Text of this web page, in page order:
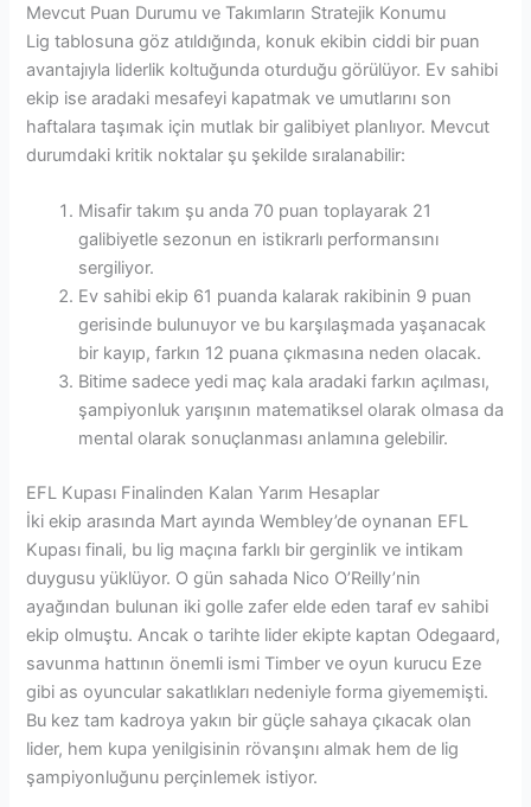
Mevcut Puan Durumu ve Takımların Stratejik Konumu
Lig tablosuna göz atıldığında, konuk ekibin ciddi bir puan
avantajıyla liderlik koltuğunda oturduğu görülüyor. Ev sahibi
ekip ise aradaki mesafeyi kapatmak ve umutlarını son
haftalara taşımak için mutlak bir galibiyet planlıyor. Mevcut
durumdaki kritik noktalar şu şekilde sıralanabilir:
Misafir takım şu anda 70 puan toplayarak 21
galibiyetle sezonun en istikrarlı performansını
sergiliyor.
Ev sahibi ekip 61 puanda kalarak rakibinin 9 puan
gerisinde bulunuyor ve bu karşılaşmada yaşanacak
bir kayıp, farkın 12 puana çıkmasına neden olacak.
Bitime sadece yedi maç kala aradaki farkın açılması,
şampiyonluk yarışının matematiksel olarak olmasa da
mental olarak sonuçlanması anlamına gelebilir.
EFL Kupası Finalinden Kalan Yarım Hesaplar
İki ekip arasında Mart ayında Wembley’de oynanan EFL
Kupası finali, bu lig maçına farklı bir gerginlik ve intikam
duygusu yüklüyor. O gün sahada Nico O’Reilly’nin
ayağından bulunan iki golle zafer elde eden taraf ev sahibi
ekip olmuştu. Ancak o tarihte lider ekipte kaptan Odegaard,
savunma hattının önemli ismi Timber ve oyun kurucu Eze
gibi as oyuncular sakatlıkları nedeniyle forma giyememişti.
Bu kez tam kadroya yakın bir güçle sahaya çıkacak olan
lider, hem kupa yenilgisinin rövanşını almak hem de lig
şampiyonluğunu perçinlemek istiyor.